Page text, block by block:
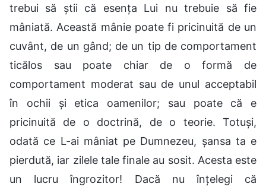
trebui să știi că esența Lui nu trebuie să fie
mâniată. Această mânie poate fi pricinuită de un
cuvânt, de un gând; de un tip de comportament
ticălos sau poate chiar de o formă de
comportament moderat sau de unul acceptabil
în ochii și etica oamenilor; sau poate că e
pricinuită de o doctrină, de o teorie. Totuși,
odată ce L-ai mâniat pe Dumnezeu, șansa ta e
pierdută, iar zilele tale finale au sosit. Acesta este
un lucru îngrozitor! Dacă nu înțelegi că